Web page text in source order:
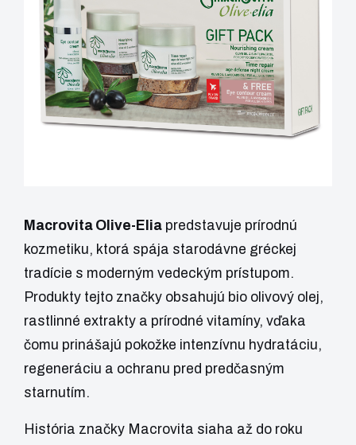
Macrovita Olive-Elia predstavuje prírodnú
kozmetiku, ktorá spája starodávne gréckej
tradície s moderným vedeckým prístupom.
Produkty tejto značky obsahujú bio olivový olej,
rastlinné extrakty a prírodné vitamíny, vďaka
čomu prinášajú pokožke intenzívnu hydratáciu,
regeneráciu a ochranu pred predčasným
starnutím.
História značky Macrovita siaha až do roku